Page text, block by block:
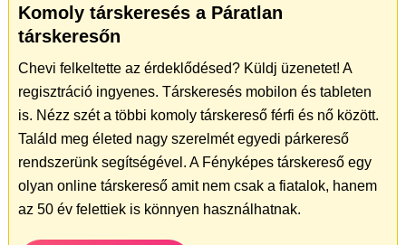
Komoly társkeresés a Páratlan
társkeresőn
Chevi felkeltette az érdeklődésed? Küldj üzenetet! A
regisztráció ingyenes. Társkeresés mobilon és tableten
is. Nézz szét a többi komoly társkereső férfi és nő között.
Találd meg életed nagy szerelmét egyedi párkereső
rendszerünk segítségével. A Fényképes társkereső egy
olyan online társkereső amit nem csak a fiatalok, hanem
az 50 év felettiek is könnyen használhatnak.